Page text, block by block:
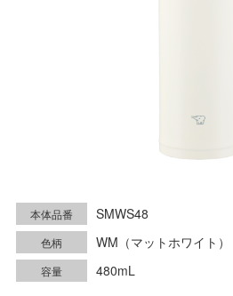
本体品番 SMWS48
色柄 WM（マットホワイト）
容量
480mL